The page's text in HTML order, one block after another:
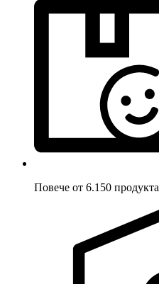
Повече от 6.150 продукта